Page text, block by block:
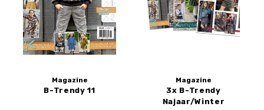
Magazine
B-Trendy 11
Magazine
3x B-Trendy
Najaar/Winter